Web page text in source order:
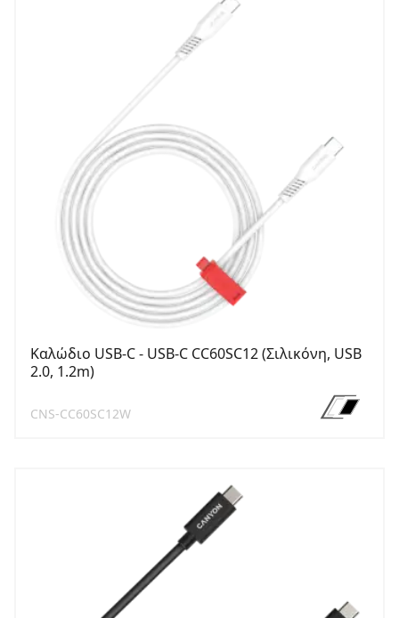
Καλώδιο USB-C - USB-C CC60SC12 (Σιλικόνη, USB
2.0, 1.2m)
CNS-CC60SC12W